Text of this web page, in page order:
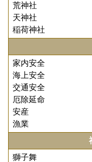
荒神社
天神社
稲荷神社
家内安全
海上安全
交通安全
厄除延命
安産
漁業
獅子舞